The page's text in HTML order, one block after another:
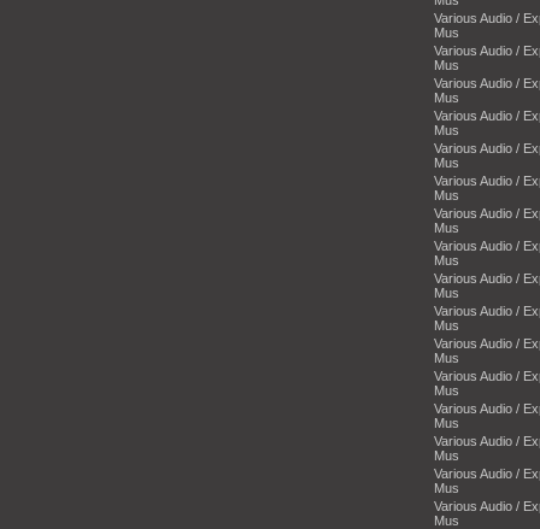
Various Audio /
Mus
Various Audio /
Mus
Various Audio /
Mus
Various Audio /
Mus
Various Audio /
Mus
Various Audio /
Mus
Various Audio /
Mus
Various Audio /
Mus
Various Audio /
Mus
Various Audio /
Mus
Various Audio /
Mus
Various Audio /
Mus
Various Audio /
Mus
Various Audio /
Mus
Various Audio /
Mus
Various Audio /
Mus